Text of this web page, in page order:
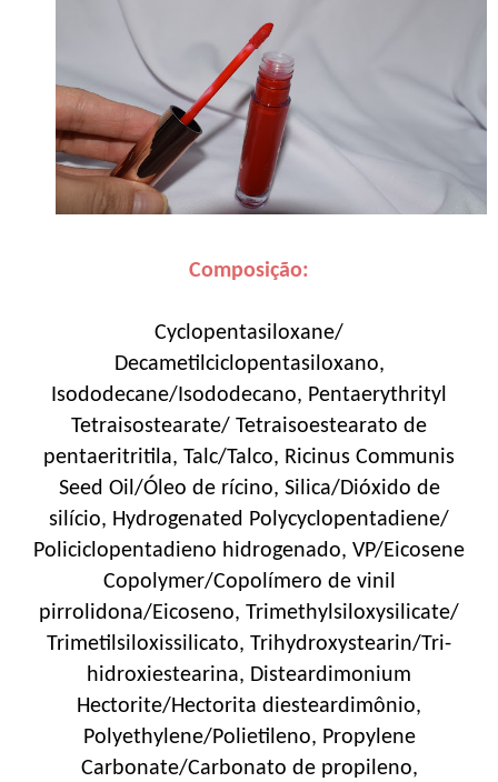
Composição:
Cyclopentasiloxane/
Decametilciclopentasiloxano,
Isododecane/Isododecano, Pentaerythrityl
Tetraisostearate/ Tetraisoestearato de
pentaeritritila, Talc/Talco, Ricinus Communis
Seed Oil/Óleo de rícino, Silica/Dióxido de
silício, Hydrogenated Polycyclopentadiene/
Policiclopentadieno hidrogenado, VP/Eicosene
Copolymer/Copolímero de vinil
pirrolidona/Eicoseno, Trimethylsiloxysilicate/
Trimetilsiloxissilicato, Trihydroxystearin/Tri-
hidroxiestearina, Disteardimonium
Hectorite/Hectorita diesteardimônio,
Polyethylene/Polietileno, Propylene
Carbonate/Carbonato de propileno,